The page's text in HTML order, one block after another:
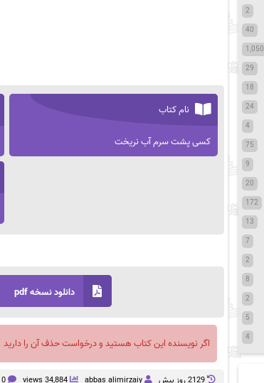
نام کتاب
کسی پشت سرم آب نریخت
دانلود نسخه pdf
اگر نویسنده این کتاب هستید و درخواست حذف آن را دارید
2129 روز پيش abbas alimirzaiy
34,884 views 0 کامنت
2
40
1,050
29
18
24
4
75
9
20
172
13
7
2
8
2
5
4